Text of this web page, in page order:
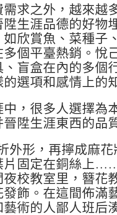
求之外，越來越
生涯品德的好物
欣賞魚、菜種子
個平臺熱銷。悅
盲盒在內的多個
選項和感情上的
，很多人選擇為
陞生涯東西的品
外形，再擰成麻
片固定在銅絲上
校教室里，簪花
飾。在這間佈滿
術的人鄙人班后